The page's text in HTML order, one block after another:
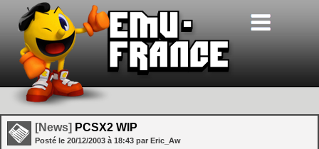
[News] PCSX2 WIP
Posté le 20/12/2003 à 18:43 par Eric_Aw